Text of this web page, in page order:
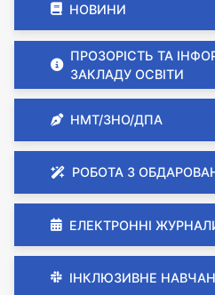
НОВИНИ
ПРОЗОРІСТЬ ТА
ЗАКЛАДУ ОСВІТИ
НМТ/ЗНО/ДПА
РОБОТА З
ЕЛЕКТРОННІ
ІНКЛЮЗИВНЕ